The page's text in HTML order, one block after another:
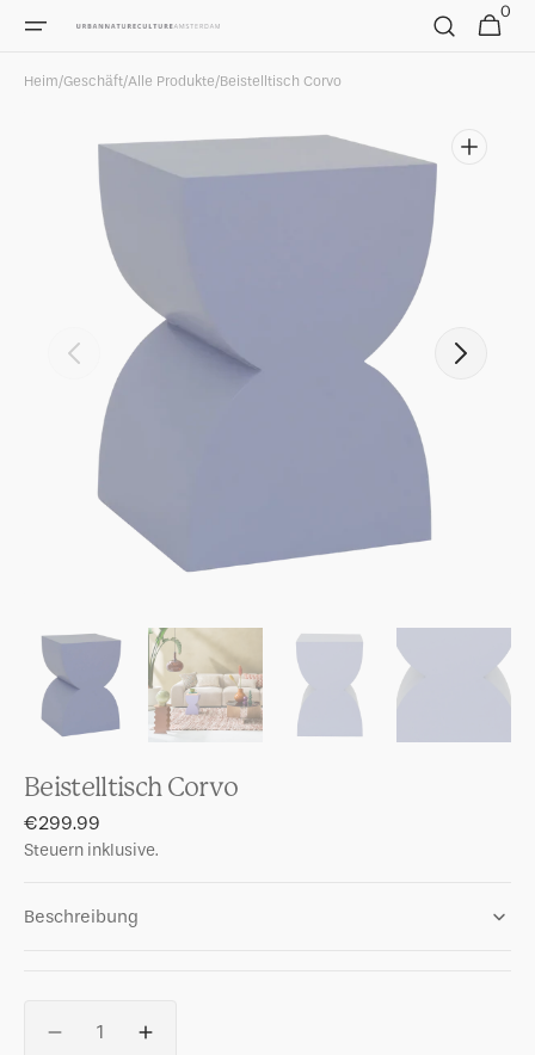
zum
Warenkorb
0
0
Artikel
Heim/Geschäft/Alle Produkte/Beistelltisch Corvo
Beistelltisch Corvo
Normaler
Preis
€299.99
Steuern inklusive.
Beschreibung
VerringereErhöhe